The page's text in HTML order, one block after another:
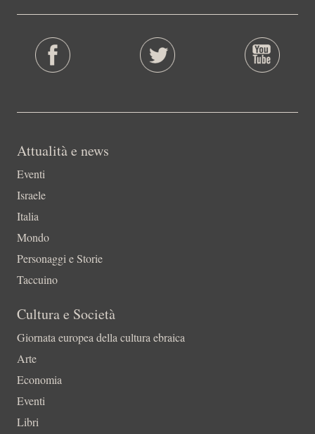
Attualità e news
Eventi
Israele
Italia
Mondo
Personaggi e Storie
Taccuino
Cultura e Società
Giornata europea della cultura ebraica
Arte
Economia
Eventi
Libri